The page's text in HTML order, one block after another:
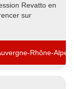
Revatto en
sur
Rhône-Alpes